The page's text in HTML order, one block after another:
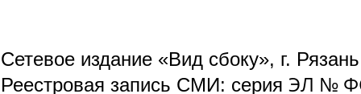
Сетевое издание «Вид сбоку», г.
Реестровая запись СМИ: серия ЭЛ №